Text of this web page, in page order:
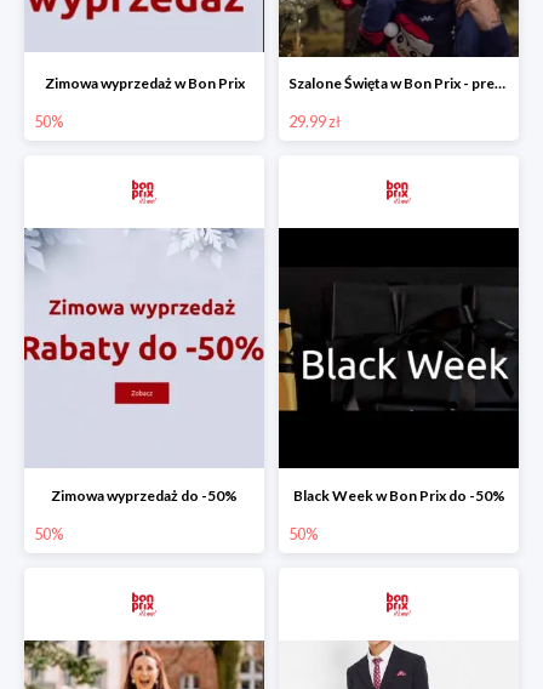
Zimowa wyprzedaż w Bon Prix
50%
Szalone Święta w Bon Prix - prezenty od 29,99 zł
29.99 zł
Zimowa wyprzedaż do -50%
50%
Black Week w Bon Prix do -50%
50%